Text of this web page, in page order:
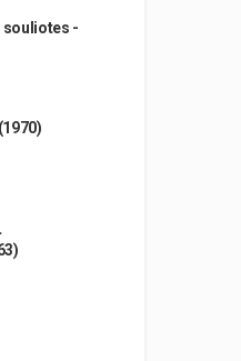
souliotes -